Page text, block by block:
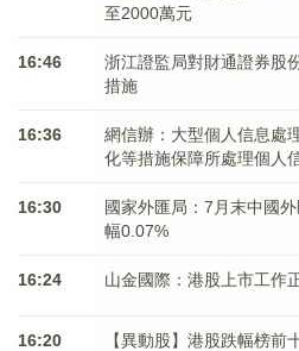
至2000萬元
16:46
浙江證監局對財通證券股
措施
16:36
網信辦：大型個人信息處
化等措施保障所處理個人
16:30
國家外匯局：7月末中國
幅0.07%
16:24 山金國際：港股上市工作
16:20
【異動股】港股跌幅榜